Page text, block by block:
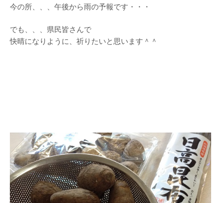
今の所、、、午後から雨の予報です・・・
でも、、、県民皆さんで
快晴になりように、祈りたいと思います＾＾